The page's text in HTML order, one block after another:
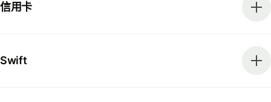
信用卡
Swift